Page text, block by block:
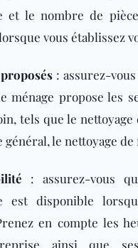
et le nombre de
vous établissez
: assurez-vous
ménage propose les
tels que le
général, le nettoyage
: assurez-vous
est disponible
en compte les
ainsi que